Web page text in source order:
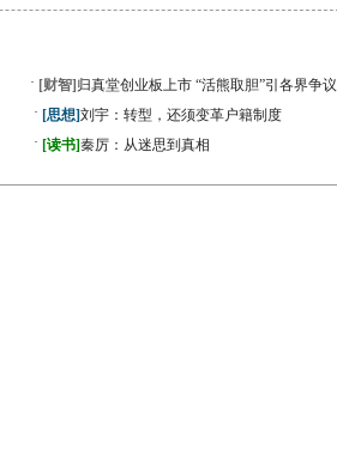
· [财智] 归真堂创业板上市 “活熊取胆”引各界争议
· [思想]刘宇：转型，还须变革户籍制度
· [读书]秦厉：从迷思到真相